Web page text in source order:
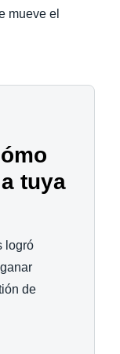
mueve el
tuya
logró
de